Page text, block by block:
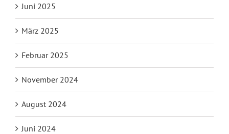
Juni 2025
März 2025
Februar 2025
November 2024
August 2024
Juni 2024